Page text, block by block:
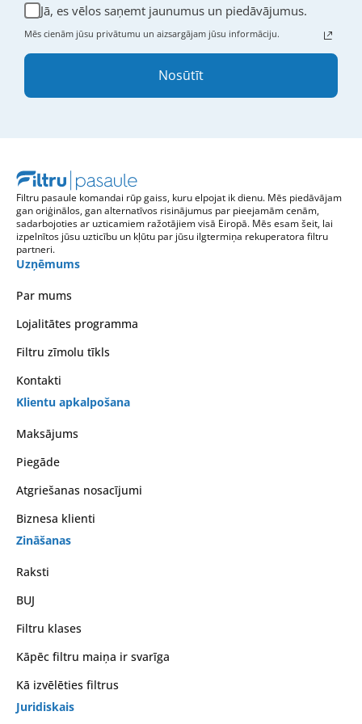
Jā, es vēlos saņemt jaunumus un piedāvājumus.
Mēs cienām jūsu privātumu un aizsargājam jūsu informāciju.
Nosūtīt
Filtru pasaule komandai rūp gaiss, kuru elpojat ik dienu. Mēs piedāvājam
gan oriģinālos, gan alternatīvos risinājumus par pieejamām cenām,
sadarbojoties ar uzticamiem ražotājiem visā Eiropā. Mēs esam šeit, lai
izpelnītos jūsu uzticību un kļūtu par jūsu ilgtermiņa rekuperatora filtru
partneri.
Uzņēmums
Par mums
Lojalitātes programma
Filtru zīmolu tīkls
Kontakti
Klientu apkalpošana
Maksājums
Piegāde
Atgriešanas nosacījumi
Biznesa klienti
Zināšanas
Raksti
BUJ
Filtru klases
Kāpēc filtru maiņa ir svarīga
Kā izvēlēties filtrus
Juridiskais